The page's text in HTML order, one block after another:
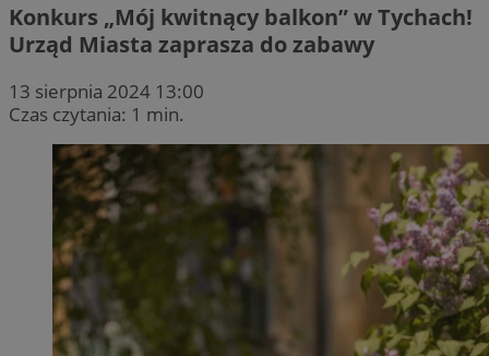
Konkurs „Mój kwitnący balkon” w Tychach!
Urząd Miasta zaprasza do zabawy
13 sierpnia 2024 13:00
Czas czytania: 1 min.